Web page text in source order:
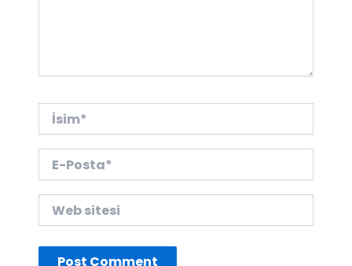
İsim*
Posta*
sitesi